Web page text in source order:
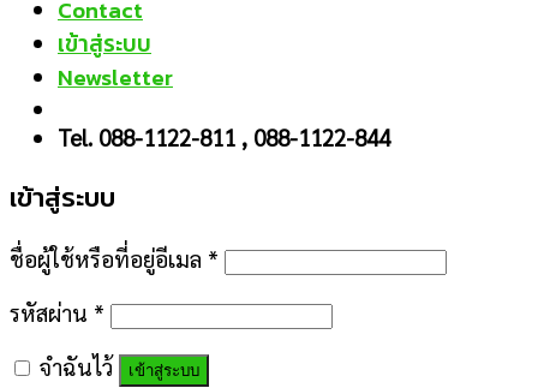
Contact
เข้าสู่ระบบ
Newsletter
Tel. 088-1122-811 , 088-1122-844
เข้าสู่ระบบ
ชื่อผู้ใช้หรือที่อยู่อีเมล *
รหัสผ่าน *
จำฉันไว้
เข้าสู่ระบบ